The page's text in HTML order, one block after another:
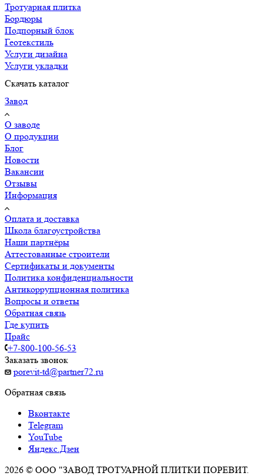
Тротуарная плитка
Бордюры
Подпорный блок
Геотекстиль
Услуги дизайна
Услуги укладки
Скачать каталог
Завод
О заводе
О продукции
Блог
Новости
Вакансии
Отзывы
Информация
Оплата и доставка
Школа благоустройства
Наши партнёры
Аттестованные строители
Сертификаты и документы
Политика конфиденциальности
Антикоррупционная политика
Вопросы и ответы
Обратная связь
Где купить
Прайс
+7-800-100-56-53
Заказать звонок
porevit-td@partner72.ru
Обратная связь
Вконтакте
Telegram
YouTube
Яндекс.Дзен
2026 © ООО "ЗАВОД ТРОТУАРНОЙ ПЛИТКИ ПОРЕВИТ.